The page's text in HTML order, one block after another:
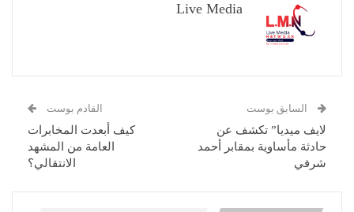
Live Media
السابق بوست
لايف ميديا” تكشف عن
حادثة مأساوية بمقابر أحمد
شرفي
القادم بوست
كيف أبعدت المخابرات
العامة من المشهد
الانتقالي؟